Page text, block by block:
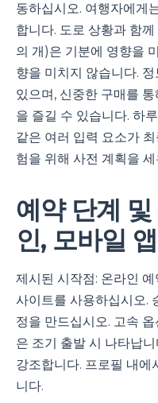
동하십시오. 여행자에게
합니다. 도로 상황과 함
의 개)은 기분에 영향을
향을 미치지 않습니다.
있으며, 신중한 구매를
을 즐길 수 있습니다. 하
같은 여러 입력 요소가
험을 위해 사전 계획을
예약 단계
인, 모바일
제시된 시작점: 온라인
사이트를 사용하십시오.
정을 만드십시오. 고속
은 조기 출발 시 나타납
강조합니다. 프로필 내에
니다.